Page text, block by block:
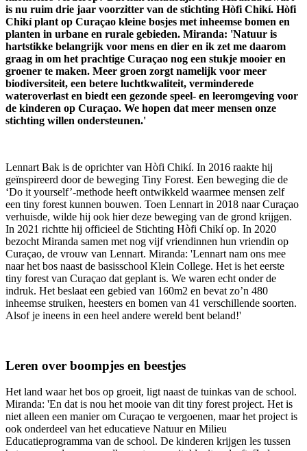
is nu ruim drie jaar voorzitter van de stichting Hòfi Chikí. Hòfi
Chikí plant op Curaçao kleine bosjes met inheemse bomen en
planten in urbane en rurale gebieden. Miranda: 'Natuur is
hartstikke belangrijk voor mens en dier en ik zet me daarom
graag in om het prachtige Curaçao nog een stukje mooier en
groener te maken. Meer groen zorgt namelijk voor meer
biodiversiteit, een betere luchtkwaliteit, verminderede
wateroverlast en biedt een gezonde speel- en leeromgeving voor
de kinderen op Curaçao. We hopen dat meer mensen onze
stichting willen ondersteunen.'
Lennart Bak is de oprichter van Hòfi Chikí. In 2016 raakte hij
geïnspireerd door de beweging Tiny Forest. Een beweging die de
‘Do it yourself’-methode heeft ontwikkeld waarmee mensen zelf
een tiny forest kunnen bouwen. Toen Lennart in 2018 naar Curaçao
verhuisde, wilde hij ook hier deze beweging van de grond krijgen.
In 2021 richtte hij officieel de Stichting Hòfi Chikí op. In 2020
bezocht Miranda samen met nog vijf vriendinnen hun vriendin op
Curaçao, de vrouw van Lennart. Miranda: 'Lennart nam ons mee
naar het bos naast de basisschool Klein College. Het is het eerste
tiny forest van Curaçao dat geplant is. We waren echt onder de
indruk. Het beslaat een gebied van 160m2 en bevat zo’n 480
inheemse struiken, heesters en bomen van 41 verschillende soorten.
Alsof je ineens in een heel andere wereld bent beland!'
Leren over boompjes en beestjes
Het land waar het bos op groeit, ligt naast de tuinkas van de school.
Miranda: 'En dat is nou het mooie van dit tiny forest project. Het is
niet alleen een manier om Curaçao te vergoenen, maar het project is
ook onderdeel van het educatieve Natuur en Milieu
Educatieprogramma van de school. De kinderen krijgen les tussen